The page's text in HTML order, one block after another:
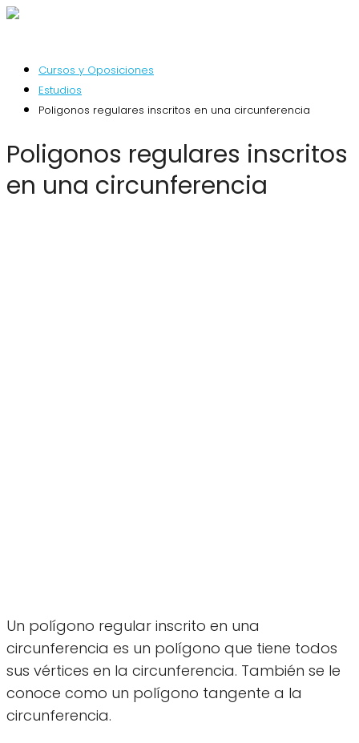
Cursos y Oposiciones
Estudios
Poligonos regulares inscritos en una circunferencia
Poligonos regulares inscritos
en una circunferencia
Un polígono regular inscrito en una
circunferencia es un polígono que tiene todos
sus vértices en la circunferencia. También se le
conoce como un polígono tangente a la
circunferencia.